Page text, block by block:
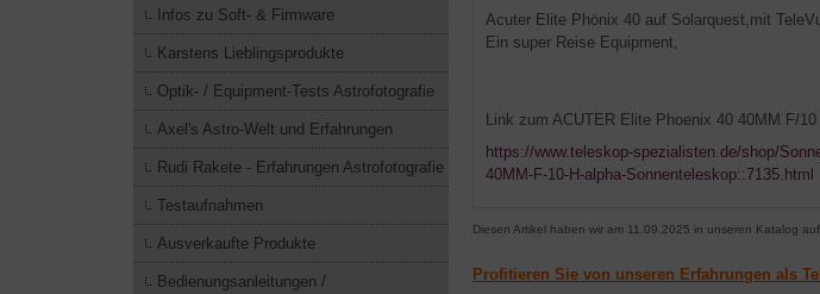
Acuter Elite Phönix 40 auf Solarquest,mit
Ein super Reise Equipment,
Link zum ACUTER Elite Phoenix 40 40MM F/
https://www.teleskop-spezialisten.de/shop/
40MM-F-10-H-alpha-Sonnenteleskop::7135.html
Diesen Artikel haben wir am 11.09.2025 in unseren Katalog
Profitieren Sie von unseren Erfahrungen als
Infos zu Soft- & Firmware
Karstens Lieblingsprodukte
Optik- / Equipment-Tests Astrofotografie
Axel's Astro-Welt und Erfahrungen
Rudi Rakete - Erfahrungen Astrofotografie
Testaufnahmen
Ausverkaufte Produkte
Bedienungsanleitungen /